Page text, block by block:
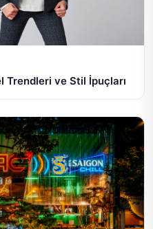
Trendleri ve Stil İpuçları